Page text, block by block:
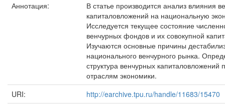
Аннотация:
В статье производится анализ влияния
капиталовложений на национальную
Исследуется текущее состояние
венчурных фондов и их совокупной
Изучаются основные причины
национального венчурного рынка.
структура венчурных капиталовложений
отраслям экономики.
URI:
http://earchive.tpu.ru/handle/11683/15470